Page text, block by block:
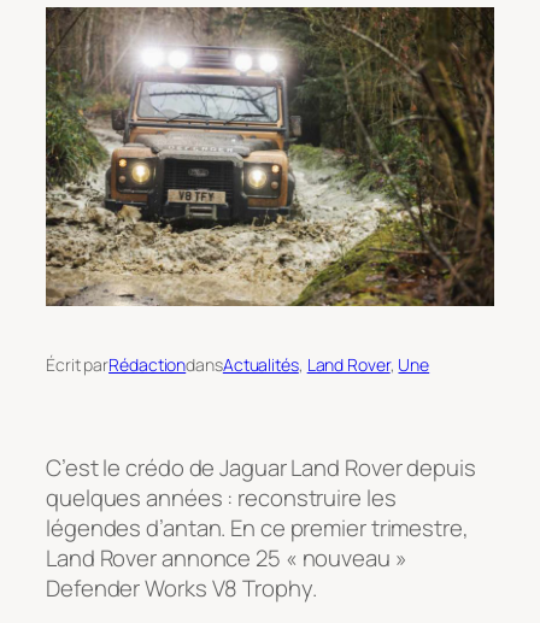
Écrit parRédactiondansActualités, Land Rover, Une
C’est le crédo de Jaguar Land Rover depuis
quelques années : reconstruire les
légendes d’antan. En ce premier trimestre,
Land Rover annonce 25 « nouveau »
Defender Works V8 Trophy.